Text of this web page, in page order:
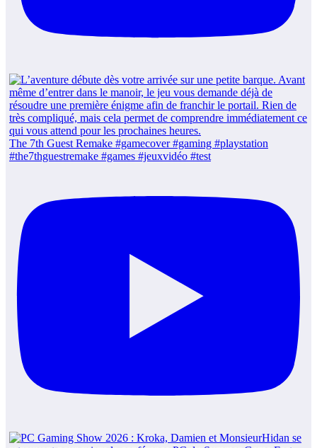
The 7th Guest Remake #gamecover #gaming #playstation
#the7thguestremake #games #jeuxvidéo #test